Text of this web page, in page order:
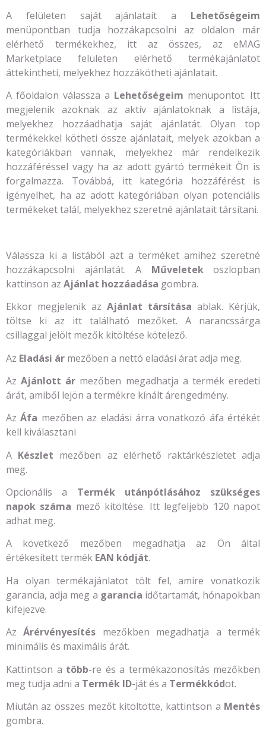
A felületen saját ajánlatait a Lehetőségeim
menüpontban tudja hozzákapcsolni az oldalon már
elérhető termékekhez, itt az összes, az eMAG
Marketplace felületen elérhető termékajánlatot
áttekintheti, melyekhez hozzákötheti ajánlatait.
A főoldalon válassza a Lehetőségeim menüpontot. Itt
megjelenik azoknak az aktív ajánlatoknak a listája,
melyekhez hozzáadhatja saját ajánlatát. Olyan top
termékekkel kötheti össze ajánlatait, melyek azokban a
kategóriákban vannak, melyekhez már rendelkezik
hozzáféréssel vagy ha az adott gyártó termékeit Ön is
forgalmazza. Továbbá, itt kategória hozzáférést is
igényelhet, ha az adott kategóriában olyan potenciális
termékeket talál, melyekhez szeretné ajánlatait társítani.
Válassza ki a listából azt a terméket amihez szeretné
hozzákapcsolni ajánlatát. A Műveletek oszlopban
kattinson az Ajánlat hozzáadása gombra.
Ekkor megjelenik az Ajánlat társítása ablak. Kérjük,
töltse ki az itt található mezőket. A narancssárga
csillaggal jelölt mezők kitöltése kötelező.
Az Eladási ár mezőben a nettó eladási árat adja meg.
AzAjánlott ár mezőben megadhatja a termék eredeti
árát, amiből lejön a termékre kínált árengedmény.
AzÁfa mezőben az eladási árra vonatkozó áfa értékét
kell kiválasztani
A Készlet mezőben az elérhető raktárkészletet adja
meg.
Opcionális a Termék utánpótlásához szükséges
napok száma mező kitöltése. Itt legfeljebb 120 napot
adhat meg.
A következő mezőben megadhatja az Ön által
értékesített termék EAN kódját.
Ha olyan termékajánlatot tölt fel, amire vonatkozik
garancia, adja meg a garancia időtartamát, hónapokban
kifejezve.
AzÁrérvényesítés mezőkben megadhatja a termék
minimális és maximális árát.
Kattintson a több-re és a termékazonosítás mezőkben
meg tudja adni a Termék ID-ját és a Termékkódot.
Miután az összes mezőt kitöltötte, kattintson a Mentés
gombra.